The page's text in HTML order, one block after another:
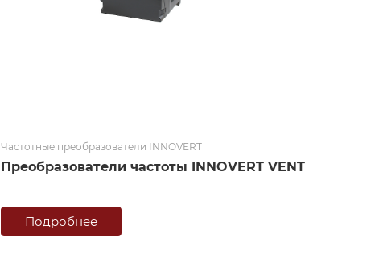
Частотные преобразователи INNOVERT
Преобразователи частоты INNOVERT VENT
Подробнее